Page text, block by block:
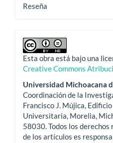
Reseña
Esta obra está bajo una
Creative Commons
Universidad Michoacana
Coordinación de la
Francisco J. Mújica,
Universitaria, Morelia,
58030. Todos los
de los artículos es